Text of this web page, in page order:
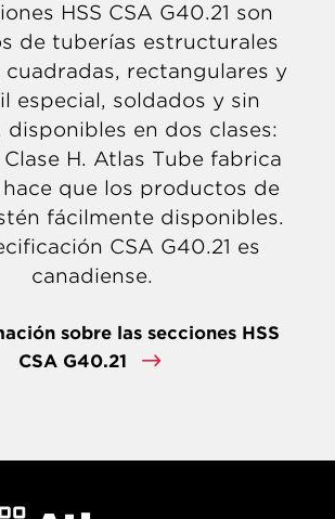
HSS CSA G40.21 son
de tuberías estructurales
cuadradas, rectangulares y
especial, soldados y sin
disponibles en dos clases:
Clase H. Atlas Tube fabrica
hace que los productos de
fácilmente disponibles.
CSA G40.21 es
canadiense.
sobre las secciones HSS
CSA G40.21